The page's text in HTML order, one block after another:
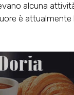
alcuna
è